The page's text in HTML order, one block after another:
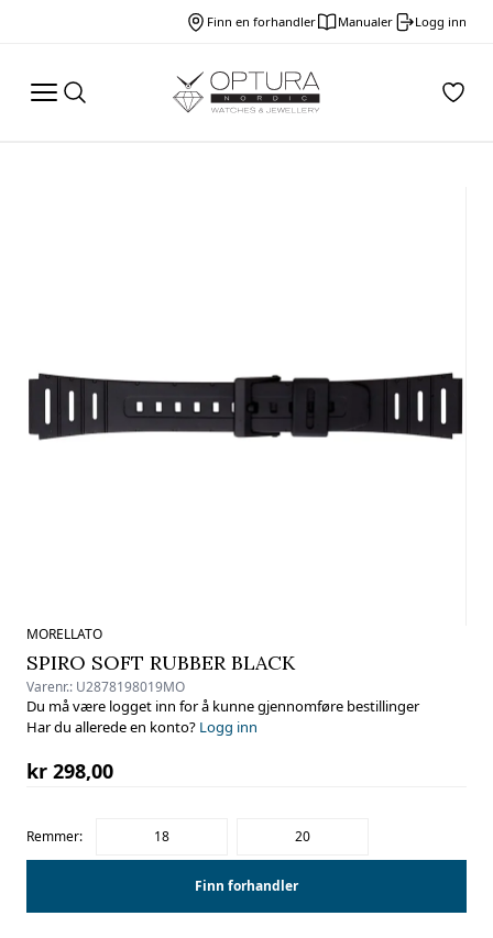
Finn en forhandler Manualer Logg inn
MORELLATO
SPIRO SOFT RUBBER BLACK
Varenr.: U2878198019MO
Du må være logget inn for å kunne gjennomføre bestillinger
Har du allerede en konto? Logg inn
kr 298,00
Remmer: 18 20
Finn forhandler